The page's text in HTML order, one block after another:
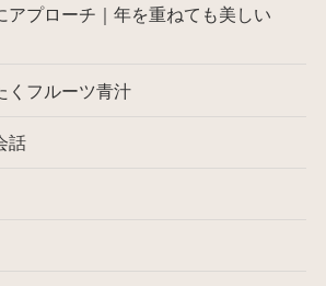
アプローチ｜年を重ねても美しい
くフルーツ青汁
話